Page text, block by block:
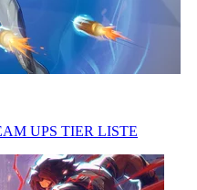
UPS TIER LISTE